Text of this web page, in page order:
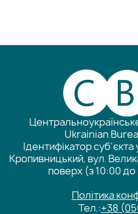
Ukrainian
Ідентифікатор
Кропивницький, вул.
поверх (з 10:00 до
Політика
Тел.:+38